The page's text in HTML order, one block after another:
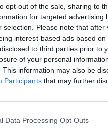
opt-out of the sale, sharing to
for targeted
selection. Please note that
interest-based ads based
to third parties prior to
of your personal
This information may also be
Participants that may further
Data Processing Opt Outs